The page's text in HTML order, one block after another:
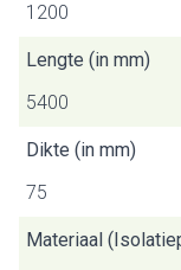
1200
Lengte (in mm)
5400
Dikte (in mm)
75
Materiaal